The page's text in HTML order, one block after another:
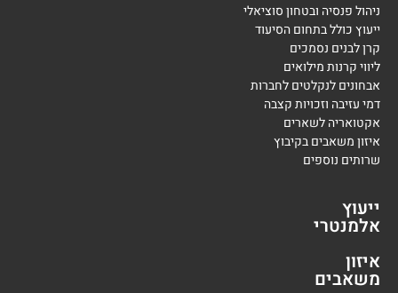
ניהול פנסיה ובטחון סוציאלי
ייעוץ כולל בתחום הסיעוד
קרן לבנים נסמכים
ליווי קרנות מילואים
אבחונים לנקלטים לחברות
דמי עזיבה וזכויות קצבה
אקטואריה לשארים
איזון משאבים בקיבוץ
שרותים נוספים
ייעוץ
אלמנטרי
איזון
משאבים